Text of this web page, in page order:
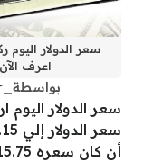
اعرف
بواسطة
سعر الدولار